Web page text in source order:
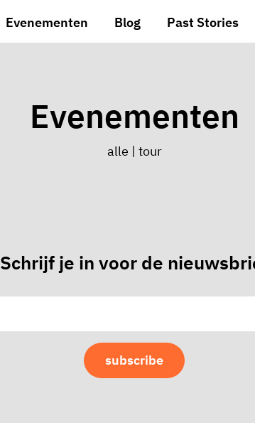
Evenementen Blog Past Stories
Evenementen
alle | tour
Schrijf je in voor de